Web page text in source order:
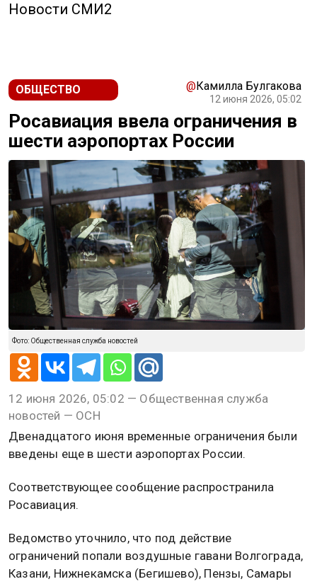
Новости СМИ2
ОБЩЕСТВО @Камилла Булгакова
12 июня 2026, 05:02
Росавиация ввела ограничения в
шести аэропортах России
Фото: Общественная служба новостей
12 июня 2026, 05:02 — Общественная служба
новостей — ОСН
Двенадцатого июня временные ограничения были
введены еще в шести аэропортах России.
Соответствующее сообщение распространила
Росавиация.
Ведомство уточнило, что под действие
ограничений попали воздушные гавани Волгограда,
Казани, Нижнекамска (Бегишево), Пензы, Самары